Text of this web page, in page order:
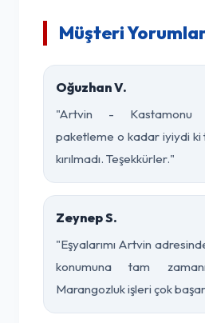
Müşteri
Oğuzhan V.
"Artvin - Kastamonu
paketleme o kadar iyiydi ki
kırılmadı. Teşekkürler."
Zeynep S.
"Eşyalarımı Artvin
konumuna tam
Marangozluk işleri çok